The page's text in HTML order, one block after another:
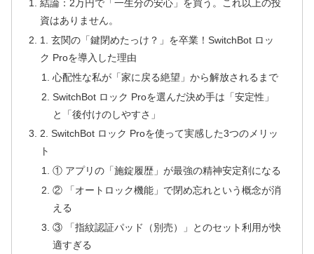
結論：2万円で「一生分の安心」を買う。これ以上の投
資はありません。
1. 玄関の「鍵閉めたっけ？」を卒業！SwitchBot ロッ
ク Proを導入した理由
心配性な私が「家に戻る絶望」から解放されるまで
SwitchBot ロック Proを選んだ決め手は「安定性」
と「後付けのしやすさ」
2. SwitchBot ロック Proを使って実感した3つのメリッ
ト
① アプリの「施錠履歴」が最強の精神安定剤になる
② 「オートロック機能」で閉め忘れという概念が消
える
③ 「指紋認証パッド（別売）」とのセット利用が快
適すぎる